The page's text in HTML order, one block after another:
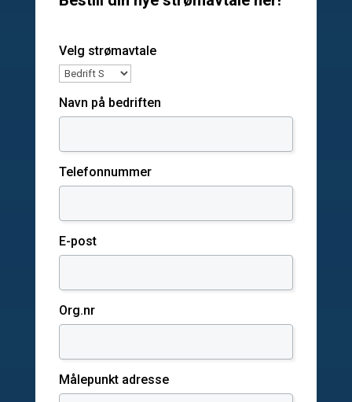
Velg strømavtale
Navn på bedriften
Telefonnummer
E-post
Org.nr
Målepunkt adresse